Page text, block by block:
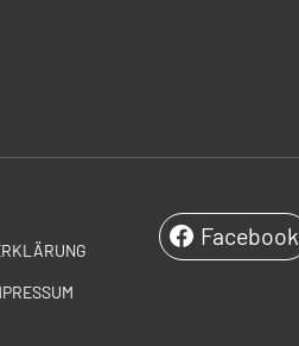
Facebook